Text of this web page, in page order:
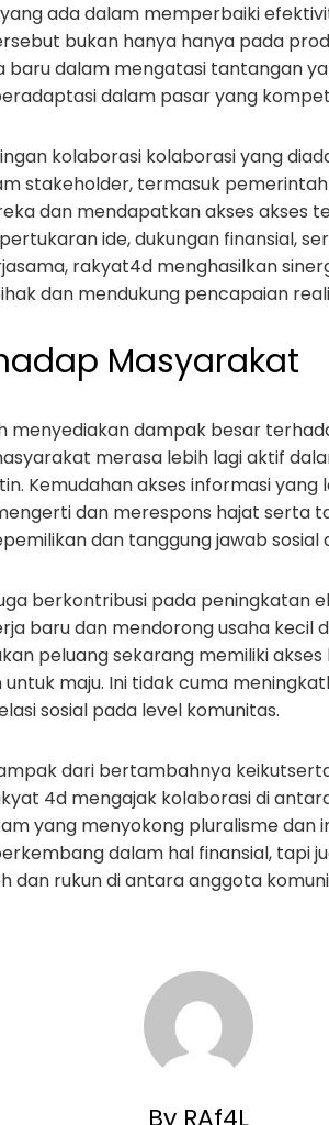
ada dalam memperbaiki
bukan hanya hanya pada
dalam mengatasi tantangan
dalam pasar yang
kolaborasi kolaborasi yang
stakeholder, termasuk
dan mendapatkan akses akses
ide, dukungan finansial,
rakyat4d menghasilkan
dan mendukung pencapaian
Masyarakat
menyediakan dampak besar
merasa lebih lagi aktif
Kemudahan akses informasi yang
dan merespons hajat serta
dan tanggung jawab sosial
berkontribusi pada peningkatan
baru dan mendorong usaha kecil
peluang sekarang memiliki
maju. Ini tidak cuma
sosial pada level komunitas.
dari bertambahnya
4d mengajak kolaborasi di
yang menyokong pluralisme dan
dalam hal finansial, tapi
dan rukun di antara anggota
By RAf4L